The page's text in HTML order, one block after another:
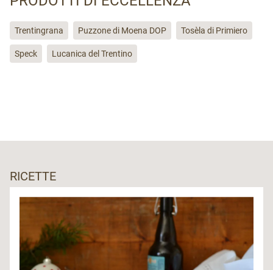
Trentingrana Puzzone di Moena DOP Tosèla di Primiero
Speck Lucanica del Trentino
RICETTE